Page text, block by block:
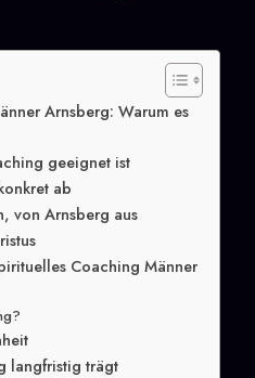
Arnsberg: Warum es
geeignet ist
ab
von Arnsberg aus
Coaching Männer
langfristig trägt